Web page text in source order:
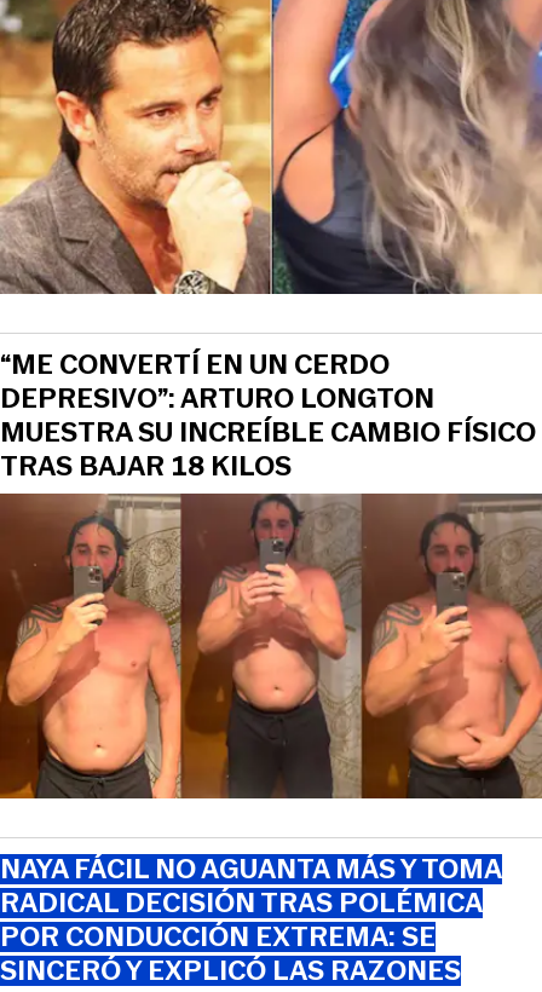
“ME CONVERTÍ EN UN CERDO
DEPRESIVO”: ARTURO LONGTON
MUESTRA SU INCREÍBLE CAMBIO FÍSICO
TRAS BAJAR 18 KILOS
NAYA FÁCIL NO AGUANTA MÁS Y TOMA
RADICAL DECISIÓN TRAS POLÉMICA
POR CONDUCCIÓN EXTREMA: SE
SINCERÓ Y EXPLICÓ LAS RAZONES